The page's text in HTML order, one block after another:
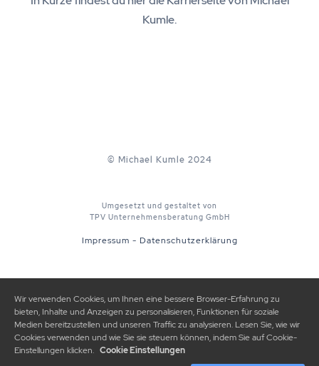
Kumle.
© Michael Kumle 2024
Umgesetzt und gestaltet von
TPV Unternehmensberatung GmbH
Impressum - Datenschutzerklärung
Wir verwenden Cookies, um Ihnen eine bessere Browser-Erfahrung zu
bieten, Inhalte und Anzeigen zu personalisieren, Funktionen für soziale
Medien bereitzustellen und unseren Traffic zu analysieren. Lesen Sie, wie wir
Cookies verwenden und wie Sie sie steuern können, indem Sie auf Cookie-
Einstellungen klicken. Cookie Einstellungen